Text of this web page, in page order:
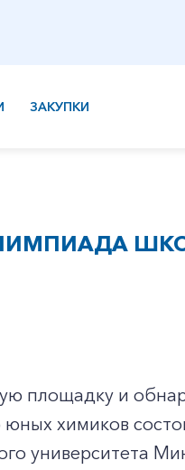
ЗАКУПКИ
площадку и
химиков
университета